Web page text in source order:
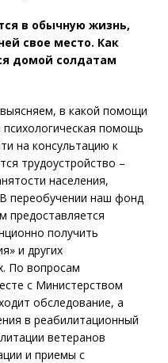
в обычную жизнь,
свое место. Как
домой солдатам
в какой помощи
помощь
на консультацию к
трудоустройство –
населения,
переобучении наш фонд
предоставляется
получить
и других
По вопросам
с Министерством
обследование, а
в реабилитационный
ветеранов
и приемы с